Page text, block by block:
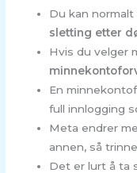
Du kan normalt
sletting etter
Hvis du velger
En
full innlogging
Meta endrer
annen, så
Det er lurt å ta